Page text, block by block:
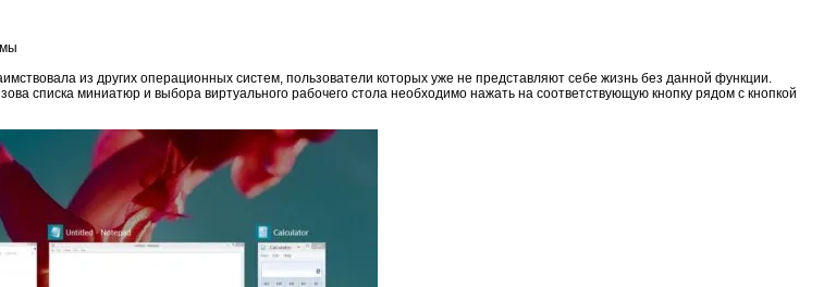
из других операционных систем, пользователи которых уже не представляют себе жизнь без данной функции.
списка миниатюр и выбора виртуального рабочего стола необходимо нажать на соответствующую кнопку рядом с кнопкой